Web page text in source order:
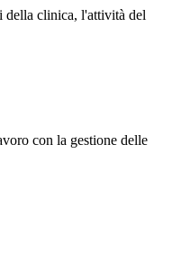
della clinica, l'attività del
con la gestione delle